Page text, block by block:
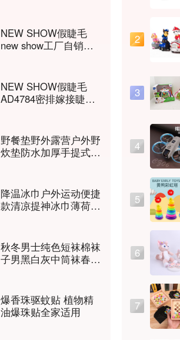
NEW SHOW假睫毛
new show工厂自销嫁
NEW SHOW假睫毛
AD4784密排嫁接睫毛
野餐垫野外露营户外野
炊垫防水加厚手提式户
降温冰巾户外运动便捷
款清凉提神冰巾薄荷湿
秋冬男士纯色短袜棉袜
子男黑白灰中筒袜春夏
爆香珠驱蚊贴 植物精
油爆珠贴全家适用
2
3
4
5
6
7